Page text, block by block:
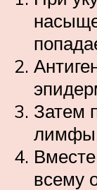
Затем
всему